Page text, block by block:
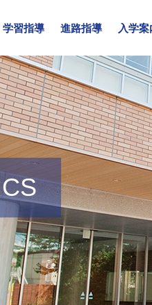
学習指導 進路指導 入学案